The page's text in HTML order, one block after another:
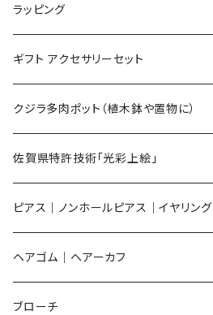
Lサイズ
Mサイズ
Sサイズ
ラッピング
ギフト アクセサリーセット
flower
メンズ ギフトセット
クジラ多肉ポット（植木鉢や置物に）
佐賀県特許技術「光彩上絵」
ピアス
イヤリング
ノンホールピアス
ピアス｜ノンホールピアス｜イヤリング
ピアス
Flower
ノンホールピアス
ヘアゴム｜ヘアーカフ
Flower
ブローチ